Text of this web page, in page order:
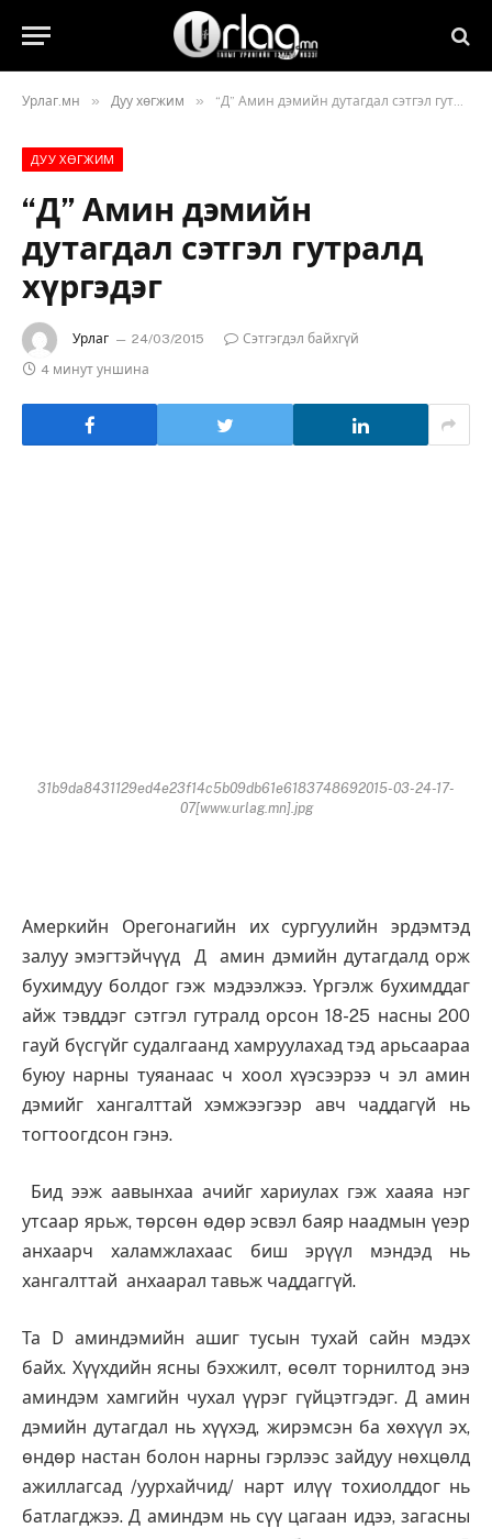
Урлаг.мн » Дуу хөгжим » “Д” Амин дэмийн дутагдал сэтгэл гутралд хүргэдэг
ДУУ ХӨГЖИМ
“Д” Амин дэмийн
дутагдал сэтгэл гутралд
хүргэдэг
Урлаг 24/03/2015
Сэтгэгдэл байхгүй
4 минут уншина
31b9da8431129ed4e23f14c5b09db61e6183748692015-03-24-17-
07[www.urlag.mn].jpg
Амеркийн Орегонагийн их сургуулийн эрдэмтэд
залуу эмэгтэйчүүд Д амин дэмийн дутагдалд орж
бухимдуу болдог гэж мэдээлжээ. Үргэлж бухимддаг
айж тэвддэг сэтгэл гутралд орсон 18-25 насны 200
гауй бүсгүйг судалгаанд хамруулахад тэд арьсаараа
буюу нарны туяанаас ч хоол хүэсээрээ ч эл амин
дэмийг хангалттай хэмжээгээр авч чаддагүй нь
тогтоогдсон гэнэ.
Бид ээж аавынхаа ачийг хариулах гэж хааяа нэг
утсаар ярьж, төрсөн өдөр эсвэл баяр наадмын үеэр
анхаарч халамжлахаас биш эрүүл мэндэд нь
хангалттай анхаарал тавьж чаддаггүй.
Та D аминдэмийн ашиг тусын тухай сайн мэдэх
байх. Хүүхдийн ясны бэхжилт, өсөлт торнилтод энэ
аминдэм хамгийн чухал үүрэг гүйцэтгэдэг. Д амин
дэмийн дутагдал нь хүүхэд, жирэмсэн ба хөхүүл эх,
өндөр настан болон нарны гэрлээс зайдуу нөхцөлд
ажиллагсад /уурхайчид/ нарт илүү тохиолддог нь
батлагджээ. Д аминдэм нь сүү цагаан идээ, загасны